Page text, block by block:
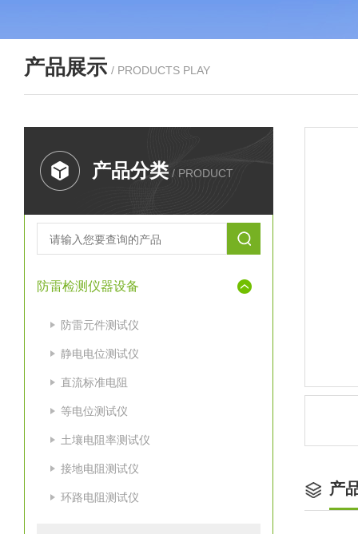
产品展示 / PRODUCTS PLAY
产品分类 / PRODUCT
防雷检测仪器设备
防雷元件测试仪
静电电位测试仪
直流标准电阻
等电位测试仪
土壤电阻率测试仪
接地电阻测试仪
环路电阻测试仪 产